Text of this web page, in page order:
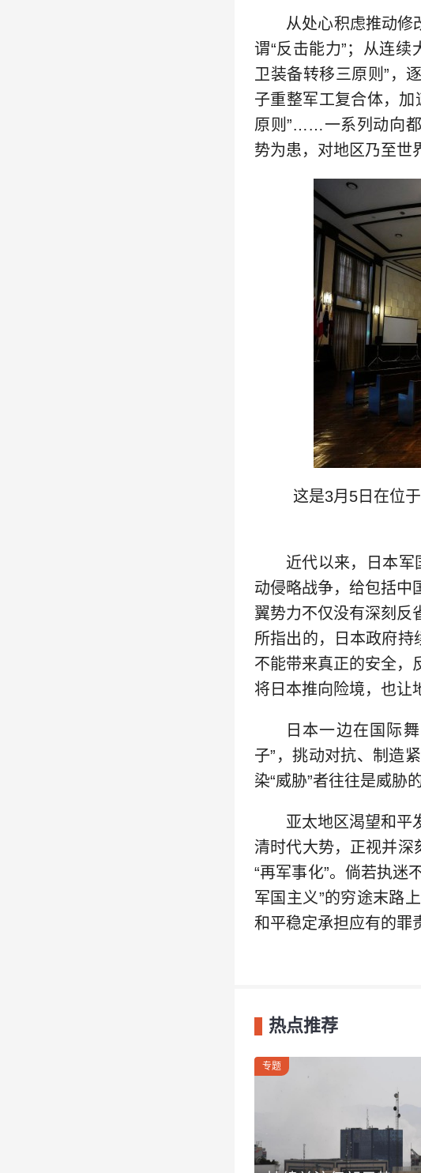
从处心积虑推动修
谓“反击能力”；从连
卫装备转移三原则”，
子重整军工复合体，
原则”……一系列动向都
势为患，对地区乃至世
这是3月5日在位
近代以来，日本军
动侵略战争，给包括中
翼势力不仅没有深刻反
所指出的，日本政府持
不能带来真正的安全，
将日本推向险境，也让
日本一边在国际
子”，挑动对抗、制造
染“威胁”者往往是威胁
亚太地区渴望和平
清时代大势，正视并深
“再军事化”。倘若执迷
军国主义”的穷途末路
和平稳定承担应有的罪
热点推荐
专题